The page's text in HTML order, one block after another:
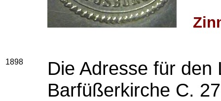
1898
Die Adresse für den
Barfüßerkirche C.